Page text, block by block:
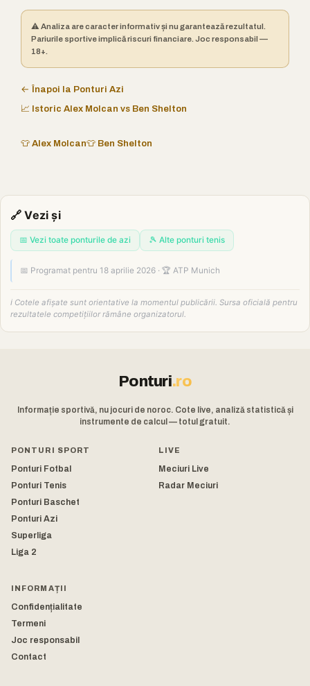
⚠️ Analiza are caracter informativ și nu garantează rezultatul.
Pariurile sportive implică riscuri financiare. Joc responsabil —
18+.
← Înapoi la Ponturi Azi
📈 Istoric Alex Molcan vs Ben Shelton
👕 Alex Molcan👕 Ben Shelton
🔗 Vezi și
📅 Vezi toate ponturile de azi 🎾 Alte ponturi tenis
📅 Programat pentru 18 aprilie 2026 · 🏆 ATP Munich
ℹ️ Cotele afișate sunt orientative la momentul publicării. Sursa oficială pentru
rezultatele competițiilor rămâne organizatorul.
Ponturi.ro
Informație sportivă, nu jocuri de noroc. Cote live, analiză statistică și
instrumente de calcul — totul gratuit.
PONTURI SPORT
Ponturi Fotbal
Ponturi Tenis
Ponturi Baschet
Ponturi Azi
Superliga
Liga 2
LIVE
Meciuri Live
Radar Meciuri
INFORMAȚII
Confidențialitate
Termeni
Joc responsabil
Contact